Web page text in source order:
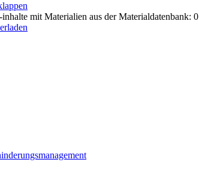
mit Materialien aus der Materialdatenbank: 0